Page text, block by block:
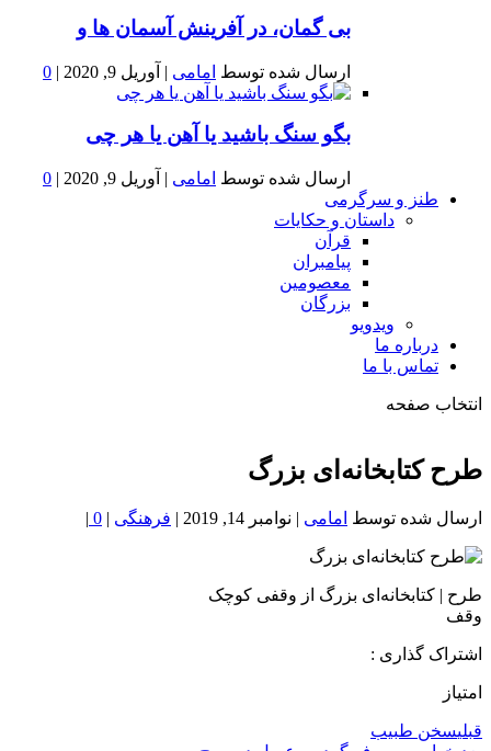
بى گمان، در آفرينش آسمان ها و
ارسال شده توسط امامی | آوریل 9, 2020 |
0
بگو سنگ باشید یا آهن یا هر چی
ارسال شده توسط امامی | آوریل 9, 2020 |
0
طنز و سرگرمی
داستان و حکایات
قرآن
پیامبران
معصومین
بزرگان
ویدویو
درباره ما
تماس با ما
انتخاب صفحه
خون
شمال
طرح کتابخانه‌ای بزرگ
ارسال شده توسط امامی | نوامبر 14, 2019 | فرهنگی |
0
|
طرح | کتابخانه‌ای بزرگ از وقفی کوچک
وقف
اشتراک گذاری :
امتیاز
قبلیسخن طبیب